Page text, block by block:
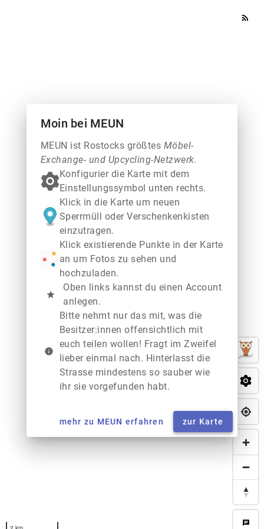
rss_feed
chat
Moin bei MEUN
MEUN ist Rostocks größtes Möbel-
Exchange- und Upcycling-Netzwerk.
Konfigurier die Karte mit dem
Einstellungssymbol unten rechts.
Klick in die Karte um neuen
Sperrmüll oder Verschenkenkisten
einzutragen.
Klick existierende Punkte in der Karte
an um Fotos zu sehen und
hochzuladen.
star
Oben links kannst du einen Account
anlegen.
info
Bitte nehmt nur das mit, was die
Besitzer:innen offensichtlich mit
euch teilen wollen! Fragt im Zweifel
lieber einmal nach. Hinterlasst die
Strasse mindestens so sauber wie
ihr sie vorgefunden habt.
mehr zu MEUN erfahren zur Karte